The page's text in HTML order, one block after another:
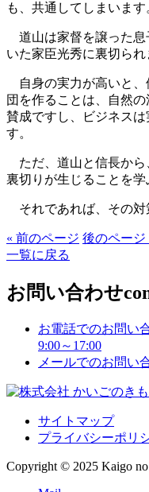
も、共通してしまいます
道山は家督を譲った息
いた家臣光秀に裏切られ
自身の実力が高いと、
団を作ることは、自然
賛成ですし、ビジネス
す。
ただ、道山と信長から
裏切りが生じることを学
それであれば、その対
« 前のページ 後のページ
一覧に戻る
お問い合わせ
お電話でのお問い
9:00～17:00
メールでのお問い
サイトマップ
プライバシーポリ
Copyright © 2025 Kaigo